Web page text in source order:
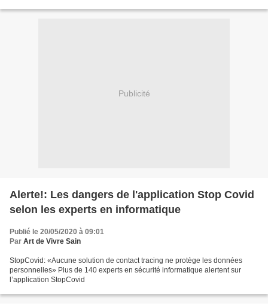
Publicité
Alerte!: Les dangers de l'application Stop Covid
selon les experts en informatique
Publié le 20/05/2020 à 09:01
Par Art de Vivre Sain
StopCovid: «Aucune solution de contact tracing ne protège les données
personnelles» Plus de 140 experts en sécurité informatique alertent sur
l’application StopCovid